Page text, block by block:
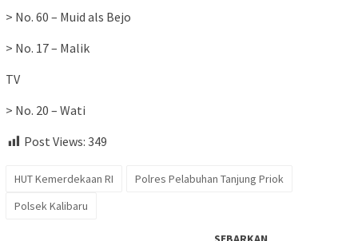
> No. 60 – Muid als Bejo
> No. 17 – Malik
TV
> No. 20 – Wati
Post Views: 349
HUT Kemerdekaan RI
Polres Pelabuhan Tanjung Priok
Polsek Kalibaru